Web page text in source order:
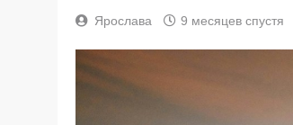
Ярослава 9 месяцев спустя